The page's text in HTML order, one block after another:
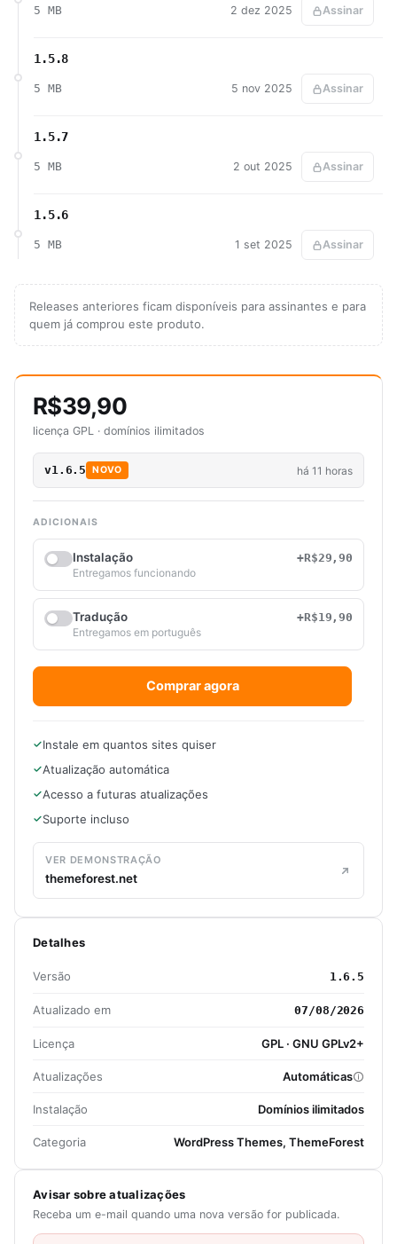
5 MB 2 dez 2025 Assinar
1.5.8
5 MB 5 nov 2025 Assinar
1.5.7
5 MB 2 out 2025 Assinar
1.5.6
5 MB 1 set 2025 Assinar
Releases anteriores ficam disponíveis para assinantes e para
quem já comprou este produto.
R$39,90
licença GPL · domínios ilimitados
v1.6.5 NOVO há 11 horas
ADICIONAIS
Instalação
+R$29,90
Entregamos funcionando
Tradução
+R$19,90
Entregamos em português
Comprar agora
Instale em quantos sites quiser
Atualização automática
Acesso a futuras atualizações
Suporte incluso
VER DEMONSTRAÇÃO
themeforest.net
Detalhes
Versão 1.6.5
Atualizado em 07/08/2026
Licença GPL · GNU GPLv2+
Atualizações Automáticas
Instalação Domínios ilimitados
Categoria WordPress Themes, ThemeForest
Avisar sobre atualizações
Receba um e-mail quando uma nova versão for publicada.